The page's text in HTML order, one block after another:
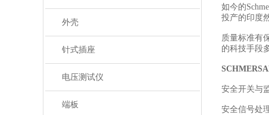
外壳
针式插座
电压测试仪
端板
如今的
投产的印度
质量标准有
的科技手段
安全开关与
安全信号处